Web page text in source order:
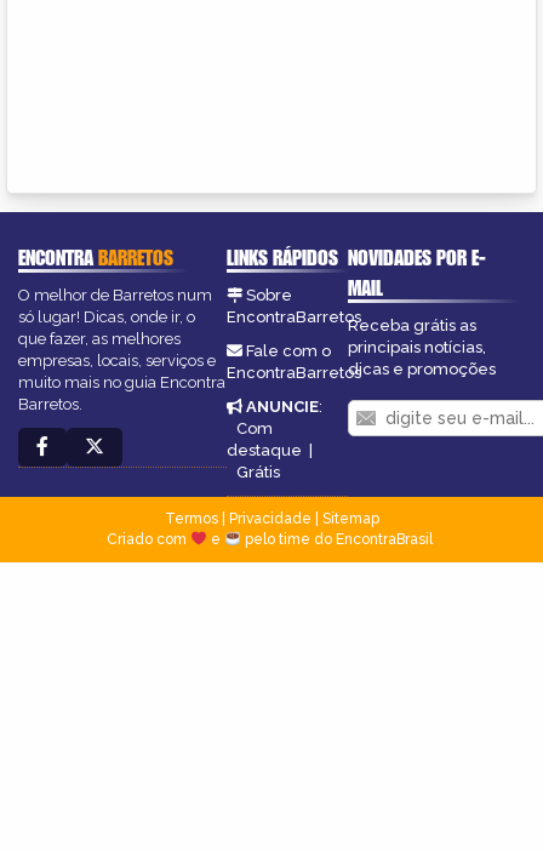
ENCONTRABARRETOS
O melhor de Barretos num
só lugar! Dicas, onde ir, o
que fazer, as melhores
empresas, locais, serviços e
muito mais no guia Encontra
Barretos.
LINKS RÁPIDOS
Sobre
EncontraBarretos
Fale com o
EncontraBarretos
ANUNCIE:
Com
destaque |
Grátis
NOVIDADES POR E-
MAIL
Receba grátis as
principais notícias,
dicas e promoções
Termos| Privacidade
Sitemap
Criado com
e pelo time do EncontraBrasil